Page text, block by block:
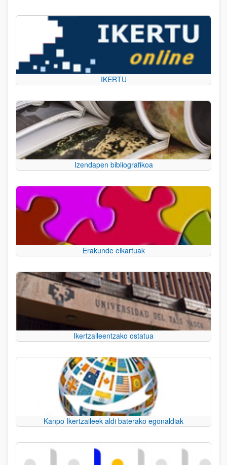
IKERTU
Izendapen bibliografikoa
Erakunde elkartuak
Ikertzaileentzako ostatua
Kanpo Ikertzaileek aldi baterako egonaldiak